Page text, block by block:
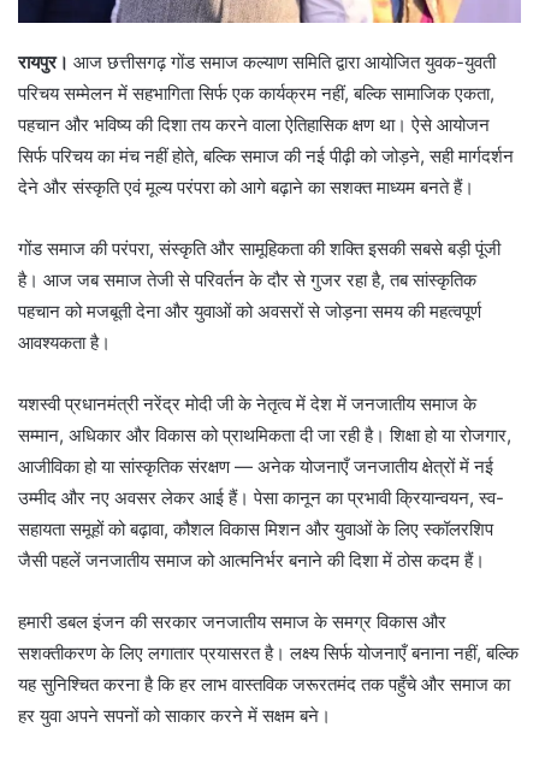
रायपुर। आज छत्तीसगढ़ गोंड समाज कल्याण समिति द्वारा आयोजित युवक-युवती
परिचय सम्मेलन में सहभागिता सिर्फ एक कार्यक्रम नहीं, बल्कि सामाजिक एकता,
पहचान और भविष्य की दिशा तय करने वाला ऐतिहासिक क्षण था। ऐसे आयोजन
सिर्फ परिचय का मंच नहीं होते, बल्कि समाज की नई पीढ़ी को जोड़ने, सही मार्गदर्शन
देने और संस्कृति एवं मूल्य परंपरा को आगे बढ़ाने का सशक्त माध्यम बनते हैं।
गोंड समाज की परंपरा, संस्कृति और सामूहिकता की शक्ति इसकी सबसे बड़ी पूंजी
है। आज जब समाज तेजी से परिवर्तन के दौर से गुजर रहा है, तब सांस्कृतिक
पहचान को मजबूती देना और युवाओं को अवसरों से जोड़ना समय की महत्वपूर्ण
आवश्यकता है।
यशस्वी प्रधानमंत्री नरेंद्र मोदी जी के नेतृत्व में देश में जनजातीय समाज के
सम्मान, अधिकार और विकास को प्राथमिकता दी जा रही है। शिक्षा हो या रोजगार,
आजीविका हो या सांस्कृतिक संरक्षण — अनेक योजनाएँ जनजातीय क्षेत्रों में नई
उम्मीद और नए अवसर लेकर आई हैं। पेसा कानून का प्रभावी क्रियान्वयन, स्व-
सहायता समूहों को बढ़ावा, कौशल विकास मिशन और युवाओं के लिए स्कॉलरशिप
जैसी पहलें जनजातीय समाज को आत्मनिर्भर बनाने की दिशा में ठोस कदम हैं।
हमारी डबल इंजन की सरकार जनजातीय समाज के समग्र विकास और
सशक्तीकरण के लिए लगातार प्रयासरत है। लक्ष्य सिर्फ योजनाएँ बनाना नहीं, बल्कि
यह सुनिश्चित करना है कि हर लाभ वास्तविक जरूरतमंद तक पहुँचे और समाज का
हर युवा अपने सपनों को साकार करने में सक्षम बने।